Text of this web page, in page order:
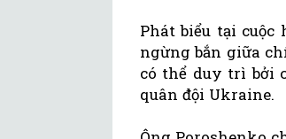
Phát biểu tại
ngừng bắn giữa
có thể duy trì bởi
quân đội Ukraine.